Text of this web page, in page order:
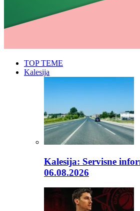
TOP TEME
Kalesija
Kalesija: Servisne
06.08.2026